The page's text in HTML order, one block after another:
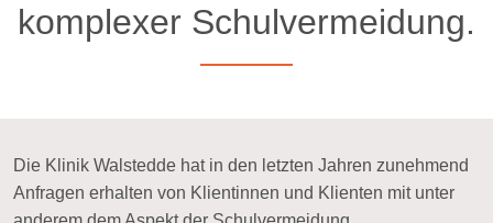
komplexer Schulvermeidung.
Die Klinik Walstedde hat in den letzten Jahren zunehmend
Anfragen erhalten von Klientinnen und Klienten mit unter